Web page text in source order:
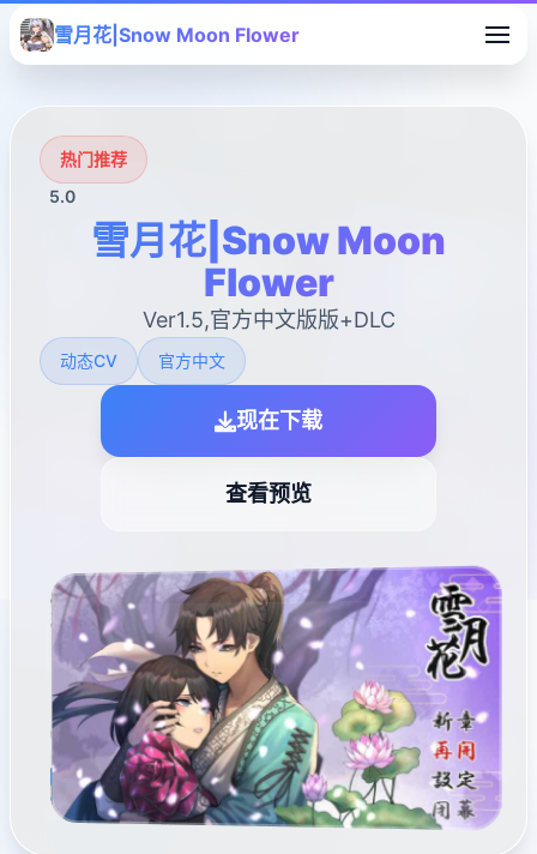
雪月花|Snow Moon Flower
热门推荐
5.0
雪月花|Snow Moon
Flower
Ver1.5,官方中文版版+DLC
动态CV 官方中文
现在下载
查看预览